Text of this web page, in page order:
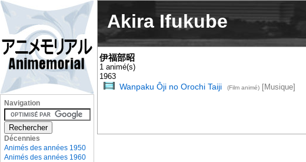
Akira Ifukube
伊福部昭
1 animé(s)
1963
Wanpaku Ôji no Orochi Taiji (Film animé)[Musique]
Navigation
Décennies
Animés des années 1950
Animés des années 1960